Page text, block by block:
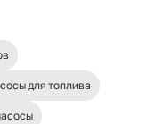
для топлива